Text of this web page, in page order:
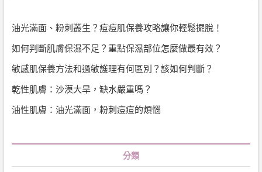
油光滿面、粉刺叢生？痘痘肌保養攻略讓你輕鬆擺脫！
如何判斷肌膚保濕不足？重點保濕部位怎麼做最有效？
敏感肌保養方法和過敏護理有何區別？該如何判斷？
乾性肌膚：沙漠大旱，缺水嚴重嗎？
油性肌膚：油光滿面，粉刺痘痘的煩惱
分類